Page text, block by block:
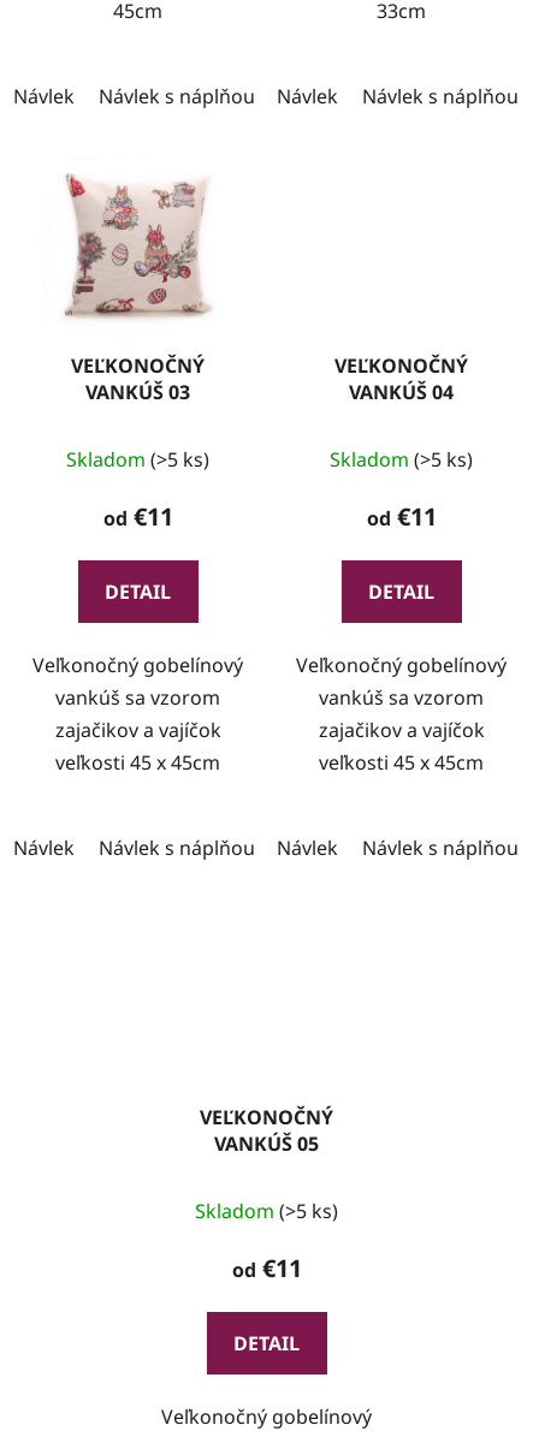
45cm
Návlek Návlek s náplňou
33cm
Návlek Návlek s náplňou
VEĽKONOČNÝ
VANKÚŠ 03
Skladom (>5 ks)
od €11
DETAIL
Veľkonočný gobelínový
vankúš sa vzorom
zajačikov a vajíčok
veľkosti 45 x 45cm
Návlek Návlek s náplňou
VEĽKONOČNÝ
VANKÚŠ 04
Skladom (>5 ks)
od €11
DETAIL
Veľkonočný gobelínový
vankúš sa vzorom
zajačikov a vajíčok
veľkosti 45 x 45cm
Návlek Návlek s náplňou
VEĽKONOČNÝ
VANKÚŠ 05
Skladom (>5 ks)
od €11
DETAIL
Veľkonočný gobelínový